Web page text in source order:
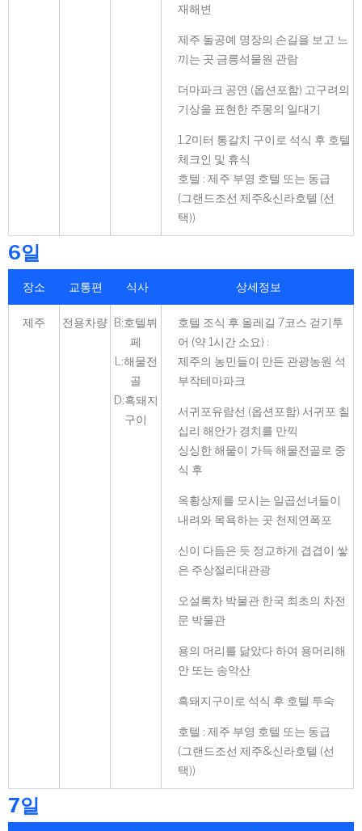
재해변
제주 돌공예 명장의 손길을 보고 느
끼는 곳 금릉석물원 관람
더마파크 공연 (옵션포함) 고구려의
기상을 표현한 주몽의 일대기
1.2미터 통갈치 구이로 석식 후 호텔
체크인 및 휴식
호텔 : 제주 부영 호텔 또는 동급
(그랜드조선 제주&신라호텔 (선
택))
6일
장소 교통편 식사 상세정보
제주 전용차량 B:호텔뷔
페
L:해물전
골
D:흑돼지
구이
호텔 조식 후 올레길 7코스 걷기투
어 (약 1시간 소요) :
제주의 농민들이 만든 관광농원 석
부작테마파크
서귀포유람선 (옵션포함) 서귀포 칠
십리 해안가 경치를 만끽
싱싱한 해물이 가득 해물전골로 중
식 후
옥황상제를 모시는 일곱선녀들이
내려와 목욕하는 곳 천제연폭포
신이 다듬은 듯 정교하게 겹겹이 쌓
은 주상절리대관광
오설록차 박물관 한국 최초의 차전
문 박물관
용의 머리를 닮았다 하여 용머리해
안 또는 송악산
흑돼지구이로 석식 후 호텔 투숙
호텔 : 제주 부영 호텔 또는 동급
(그랜드조선 제주&신라호텔 (선
택))
7일